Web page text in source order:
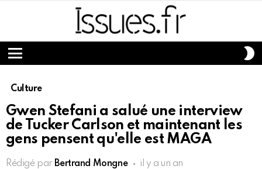
Menu
Culture
Gwen Stefani a salué une interview
de Tucker Carlson et maintenant les
gens pensent qu'elle est MAGA
Rédigé par Bertrand Mongne il y a un an